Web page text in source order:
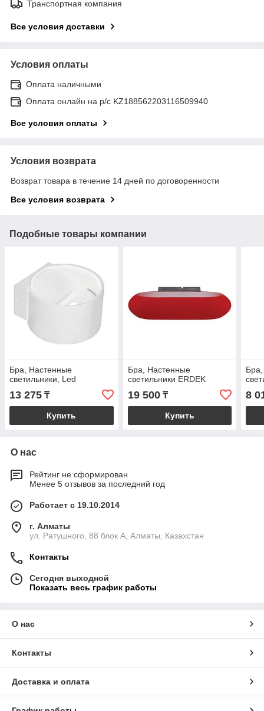
Транспортная компания
Все условия доставки
Условия оплаты
Оплата наличными
Оплата онлайн на р/с KZ188562203116509940
Все условия оплаты
Условия возврата
Возврат товара в течение 14 дней по договоренности
Все условия возврата
Подобные товары компании
Бра, Настенные
светильники, Led
13 275 ₸
Купить
Бра, Настенные
светильники ERDEK
19 500₸
Купить
8
О нас
Рейтинг не сформирован
Менее 5 отзывов за последний год
Работает с 19.10.2014
г. Алматы
ул. Ратушного, 88 блок A, Алматы, Казахстан
Контакты
Сегодня выходной
Показать весь график работы
О нас
Контакты
Доставка и оплата